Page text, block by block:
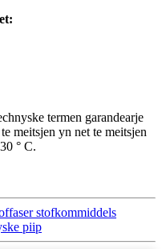
termen garandearje
meitsjen yn net te meitsjen
° C.
stofkommiddels
piip